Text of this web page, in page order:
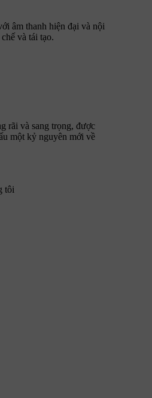
âm thanh hiện đại và nội
và tái tạo.
rãi và sang trọng, được
một kỷ nguyên mới về